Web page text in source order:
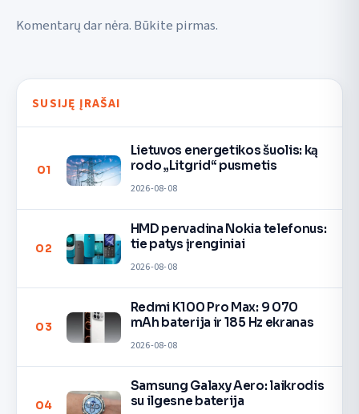
Komentarų dar nėra. Būkite pirmas.
SUSIJĘ ĮRAŠAI
01
Lietuvos energetikos šuolis: ką
rodo „Litgrid“ pusmetis
2026-08-08
02
HMD pervadina Nokia telefonus:
tie patys įrenginiai
2026-08-08
03
Redmi K100 Pro Max: 9 070
mAh baterija ir 185 Hz ekranas
2026-08-08
04
Samsung Galaxy Aero: laikrodis
su ilgesne baterija